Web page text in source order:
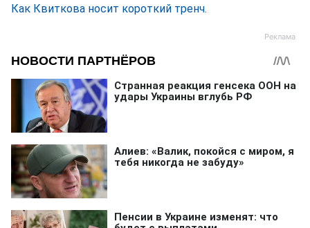
Как Квиткова носит короткий тренч.